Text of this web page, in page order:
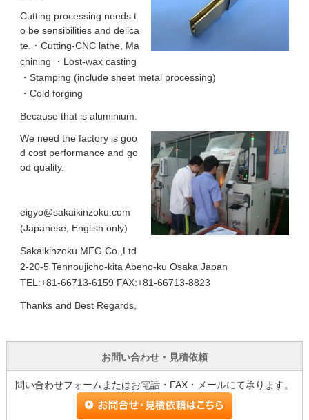
Cutting processing needs t
o be sensibilities and delica
te.
・Cutting-CNC lathe, Ma
chining ・Lost-wax casting
・Stamping (include sheet metal processing)
・Cold forging
Because that is aluminium.
We need the factory is goo
d cost performance and go
od quality.
eigyo@sakaikinzoku.com
(Japanese, English only)
Sakaikinzoku MFG Co.,Ltd
2-20-5 Tennoujicho-kita Abeno-ku Osaka Japan
TEL:+81-66713-6159 FAX:+81-66713-8823
Thanks and Best Regards,
お問い合わせ・見積依頼
問い合わせフォームまたはお電話・FAX・メールにて承ります。